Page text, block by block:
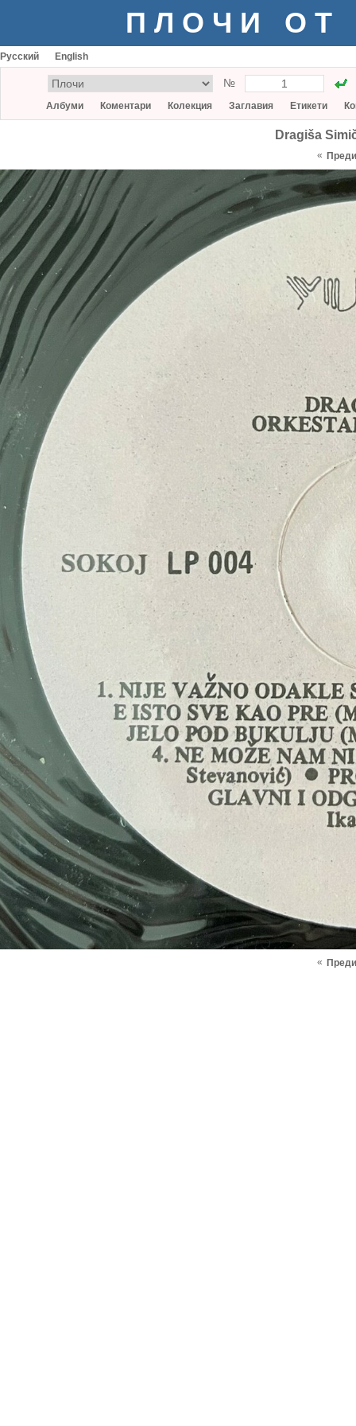
ПЛОЧИ ОТ
Русский English
№
Албуми Коментари Колекция Заглавия Етикети
Dragiša
«
«